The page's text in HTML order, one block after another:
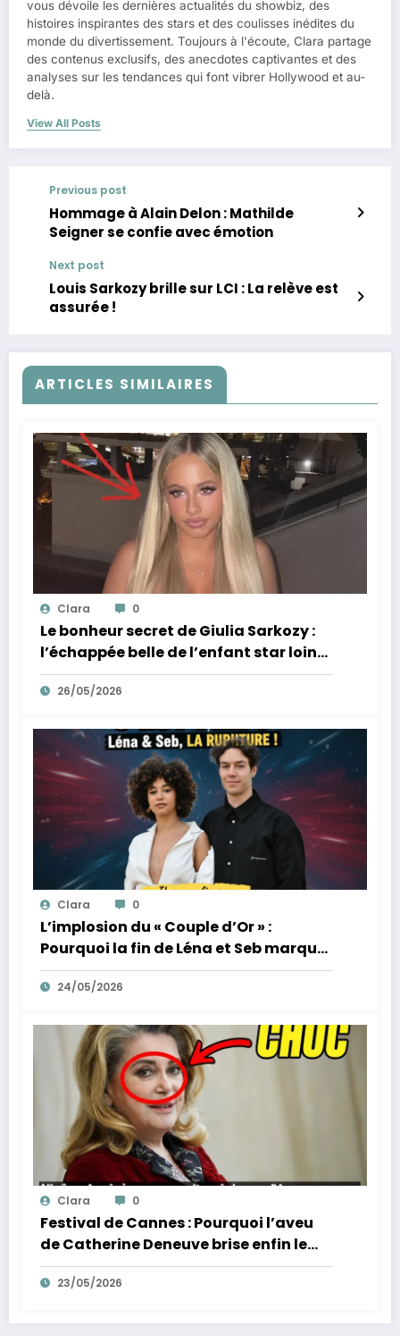
vous dévoile les dernières actualités du showbiz, des
histoires inspirantes des stars et des coulisses inédites du
monde du divertissement. Toujours à l'écoute, Clara partage
des contenus exclusifs, des anecdotes captivantes et des
analyses sur les tendances qui font vibrer Hollywood et au-
delà.
View All Posts
Previous post
Hommage à Alain Delon : Mathilde
Seigner se confie avec émotion
Next post
Louis Sarkozy brille sur LCI : La relève est
assurée !
ARTICLES SIMILAIRES
Clara 0
Le bonheur secret de Giulia Sarkozy :
l’échappée belle de l’enfant star loin
des tumultes familiaux.
26/05/2026
Clara 0
L’implosion du « Couple d’Or » :
Pourquoi la fin de Léna et Seb marque
la fin de l’innocence sur YouTube
24/05/2026
Clara 0
Festival de Cannes : Pourquoi l’aveu
de Catherine Deneuve brise enfin le
mythe de la Croisette
23/05/2026